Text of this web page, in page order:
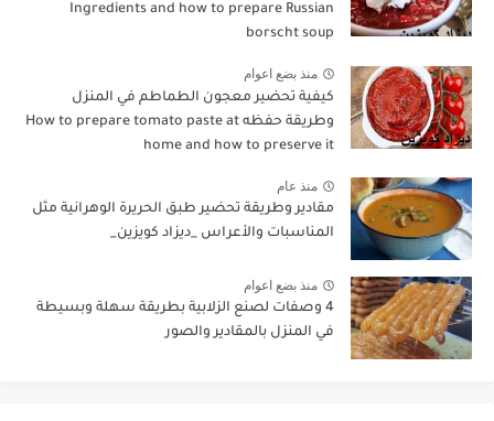
Ingredients and how to prepare Russian
borscht soup
منذ بضع اعوام
كيفية تحضير معجون الطماطم في المنزل
وطريقة حفظه How to prepare tomato paste at
home and how to preserve it
منذ عام
مقادير وطريقة تحضير طبق الحريرة الوهرانية مثل
المناسبات والأعراس _ديزاد كويزين_
منذ بضع اعوام
4 وصفات لصنع الزلابية بطريقة سهلة وبسيطة
في المنزل بالمقادير والصور